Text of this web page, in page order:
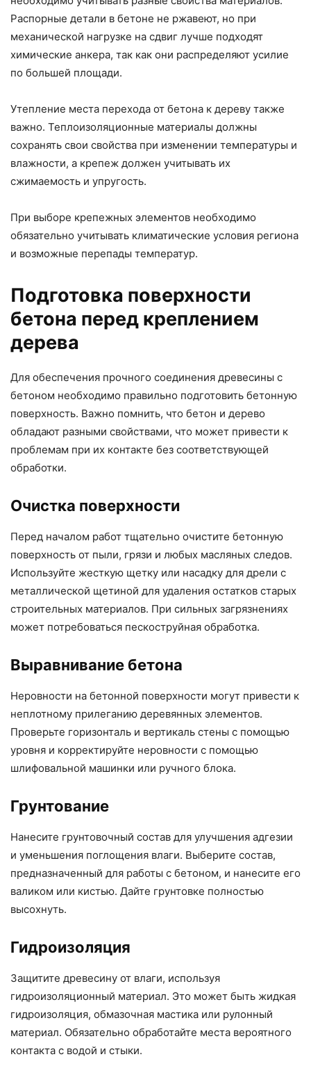
Распорные детали в бетоне не ржавеют, но при
механической нагрузке на сдвиг лучше подходят
химические анкера, так как они распределяют усилие
по большей площади.
Утепление места перехода от бетона к дереву также
важно. Теплоизоляционные материалы должны
сохранять свои свойства при изменении температуры и
влажности, а крепеж должен учитывать их
сжимаемость и упругость.
При выборе крепежных элементов необходимо
обязательно учитывать климатические условия региона
и возможные перепады температур.
Подготовка поверхности
бетона перед креплением
дерева
Для обеспечения прочного соединения древесины с
бетоном необходимо правильно подготовить бетонную
поверхность. Важно помнить, что бетон и дерево
обладают разными свойствами, что может привести к
проблемам при их контакте без соответствующей
обработки.
Очистка поверхности
Перед началом работ тщательно очистите бетонную
поверхность от пыли, грязи и любых масляных следов.
Используйте жесткую щетку или насадку для дрели с
металлической щетиной для удаления остатков старых
строительных материалов. При сильных загрязнениях
может потребоваться пескоструйная обработка.
Выравнивание бетона
Неровности на бетонной поверхности могут привести к
неплотному прилеганию деревянных элементов.
Проверьте горизонталь и вертикаль стены с помощью
уровня и корректируйте неровности с помощью
шлифовальной машинки или ручного блока.
Грунтование
Нанесите грунтовочный состав для улучшения адгезии
и уменьшения поглощения влаги. Выберите состав,
предназначенный для работы с бетоном, и нанесите его
валиком или кистью. Дайте грунтовке полностью
высохнуть.
Гидроизоляция
Защитите древесину от влаги, используя
гидроизоляционный материал. Это может быть жидкая
гидроизоляция, обмазочная мастика или рулонный
материал. Обязательно обработайте места вероятного
контакта с водой и стыки.